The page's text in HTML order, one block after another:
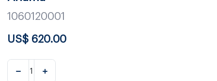
1060120001
US$ 620.00